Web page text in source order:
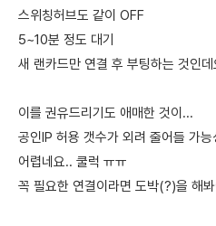
스위칭허브도 같이 OFF
5~10분 정도 대기
새 랜카드만 연결 후 부팅하는 것인데
이를 권유드리기도 애매한 것이...
공인IP 허용 갯수가 외려 줄어들 가
어렵네요.. 쿨럭 ㅠㅠ
꼭 필요한 연결이라면 도박(?)을 해